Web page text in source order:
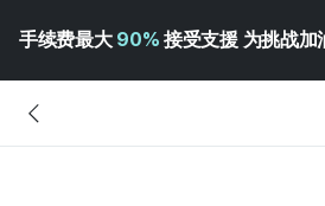
手续费最大 90% 接受支援 为挑战